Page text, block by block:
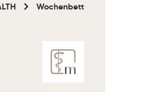
Wochenbett
5 Sternen